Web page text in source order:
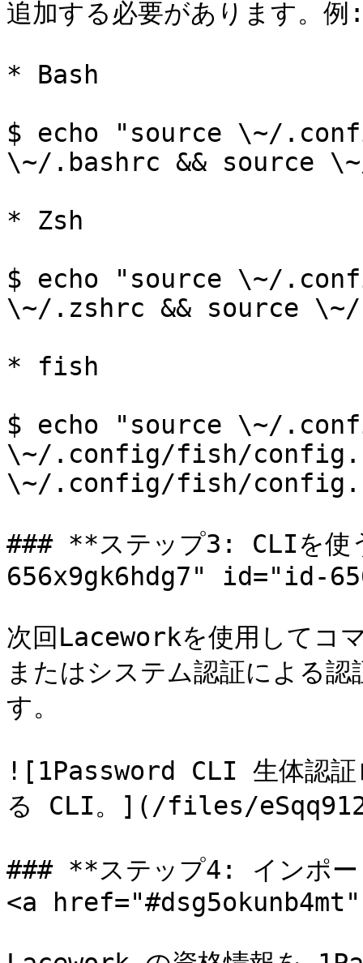
追加する必要があります。例
* Bash
$ echo "source \~/
\~/.bashrc && source
* Zsh
$ echo "source \~/
\~/.zshrc && source
* fish
$ echo "source \~/
\~/.config/fish/
\~/.config/fish/
### **ステップ3: CLIを
656x9gk6hdg7" id="id-
次回Laceworkを使用してコ
またはシステム認証による
す。
![1Password CLI 生体認証
る CLI。](/files/
### **ステップ4: インポー
<a